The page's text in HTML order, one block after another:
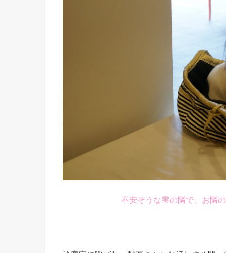
不安そうな雫の隣で、お隣